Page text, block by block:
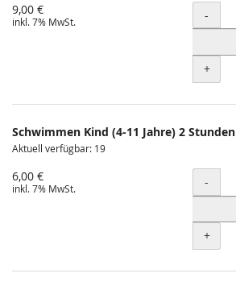
9,00 €
inkl. 7% MwSt. Menge
-
+
Schwimmen Kind (4-11 Jahre) 2 Stunden
Aktuell verfügbar: 19
6,00 €
inkl. 7% MwSt. Menge
-
+